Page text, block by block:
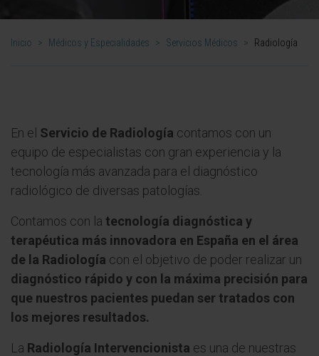
Inicio > Médicos y Especialidades > Servicios Médicos > Radiología
En el Servicio de Radiología contamos con un
equipo de especialistas con gran experiencia y la
tecnología más avanzada para el diagnóstico
radiológico de diversas patologías.
Contamos con la tecnología diagnóstica y
terapéutica más innovadora en España en el área
de la Radiología con el objetivo de poder realizar un
diagnóstico rápido y con la máxima precisión para
que nuestros pacientes puedan ser tratados con
los mejores resultados.
La Radiología Intervencionista es una de nuestras